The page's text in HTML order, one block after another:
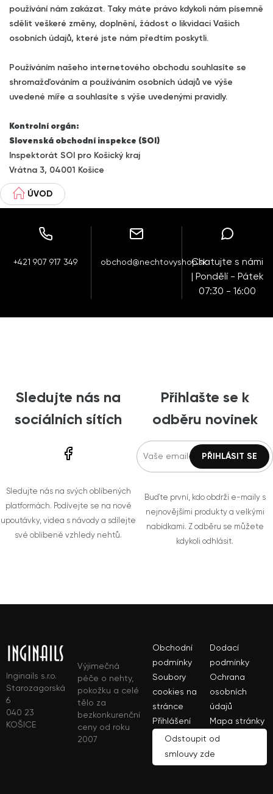
používání nám zakázat. Taky máte právo kdykoli nám písemně
sdělit veškeré změny, doplnění, žádost o likvidaci Vašich
osobních údajů, které jste nám předtím poskytli.
Používáním našeho internetového obchodu souhlasíte se
shromažďováním a používáním osobních údajů ve výše
uvedené míře a souhlasíte s výše uvedenými pravidly.
Kontrolní orgán:
Slovenská obchodní inspekce (SOI)
Inspektorát SOI pro Košický kraj
Vrátna 3, 04001 Košice
ÚVOD
+421 907 917 349 obchod@nechtovyshop.skChatujte s námi
| Pondělí - Pátek
07:30 - 16:00
Sledujte nás na
sociálních sítích
Sledujte nás na svých oblíbených
platformách. Podívejte se na nové
upoutávky, videa s návody a sdílejte
své oblíbené vzhledy nehtů.
Přihlašte se k
odběru novinek
Buďte první, kdo obdrží e-maily s
nejnovějšími produkty a velkými
nabídkami. Z odběru se můžete
kdykoli odhlásit.
Inginails s.r.o.
Starozagorská
6
040 23
KOŠICE
Výjimečná
péče o nehty,
pokožku a celé
tělo za
bezkonkurenční
ceny od roku
2007
Obchodní
podmínky
Dodací
podmínky
Soubory
cookies na
stránce
Ochrana
osobních
údajů
Přihlášení
Mapa stránky
Odstoupit od
smlouvy zde